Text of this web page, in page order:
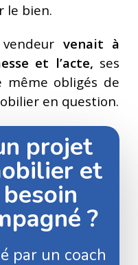
le bien.
venait à
et l’acte, ses
obligés de
en question.
projet
et
?
par un coach